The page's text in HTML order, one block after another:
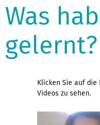
Was
gelernt?
Klicken Sie auf die
Videos zu sehen.